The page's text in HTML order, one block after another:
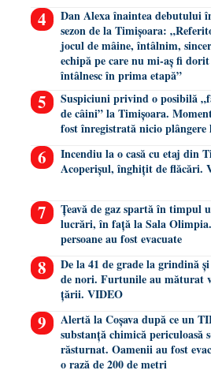
Dan Alexa înaintea debutului
sezon de la Timișoara:
jocul de mâine, întâlnim,
echipă pe care nu mi-aș fi dorit
întâlnesc în prima etapă”
Suspiciuni privind o posibilă
de câini” la Timișoara.
fost înregistrată nicio
Incendiu la o casă cu etaj din
Acoperișul, înghițit de flăcări.
Țeavă de gaz spartă în timpul
lucrări, în față la Sala
persoane au fost evacuate
De la 41 de grade la grindină
de nori. Furtunile au măturat
țării. VIDEO
Alertă la Coșava după ce un
substanță chimică periculoasă
răsturnat. Oamenii au fost
o rază de 200 de metri